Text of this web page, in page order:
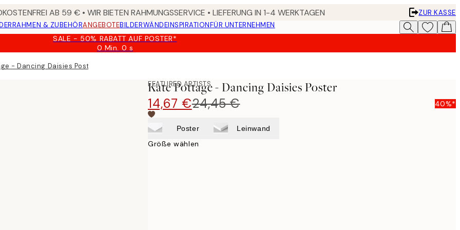
AB 59 € • WIR BIETEN RAHMUNGSSERVICE • LIEFERUNG IN 1-4 WERKTAGEN
ZUR KASSE
RAHMEN & ZUBEHÖRANGEBOTEBILDERWÄNDEINSPIRATIONFÜR UNTERNEHMEN
SALE - 50% RABATT AUF POSTER*
0 Min. 0 s
Gültig
- Dancing Daisies Poster
FEATURED ARTISTS
Kate Pottage - Dancing Daisies Poster
14,67 €24,45 € 40%*
Poster Leinwand
Größe wählen